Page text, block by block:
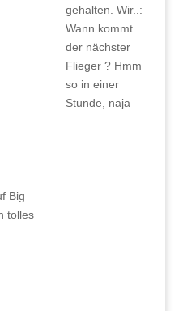
gehalten. Wir..:
Wann kommt
der nächster
Flieger ? Hmm
so in einer
Stunde, naja
Big
tolles